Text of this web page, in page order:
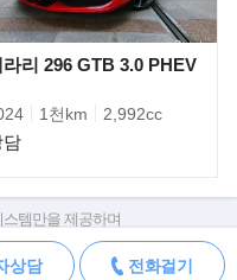
라리 296 GTB 3.0 PHEV
1천km 2,992cc
담
상담 전화걸기
템만을 제공하며
책임은 판매자에게 있습니다.
기록부, 실제 차량 상태,